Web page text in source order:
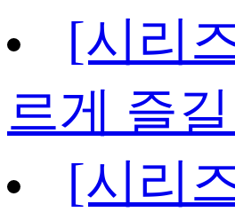
[시리
르게 즐
[시리